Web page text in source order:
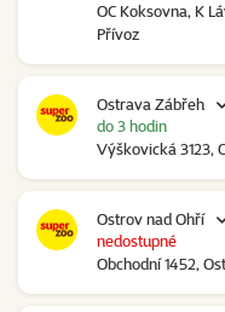
OC Koksovna, K
Přívoz
Ostrava Zábřeh
Výškovická 3123,
do 3 hodin
Ostrov nad Ohří
Obchodní 1452,
nedostupné